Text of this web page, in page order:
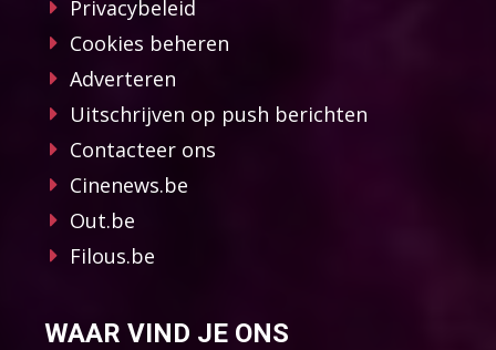
Privacybeleid
Cookies beheren
Adverteren
Uitschrijven op push berichten
Contacteer ons
Cinenews.be
Out.be
Filous.be
WAAR VIND JE ONS